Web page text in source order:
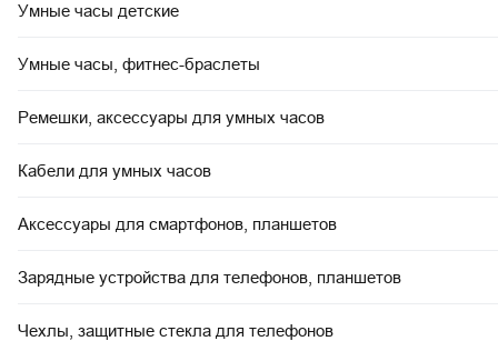
Умные часы детские
Умные часы, фитнес-браслеты
Ремешки, аксессуары для умных часов
Кабели для умных часов
Аксессуары для смартфонов, планшетов
Зарядные устройства для телефонов, планшетов
Чехлы, защитные стекла для телефонов